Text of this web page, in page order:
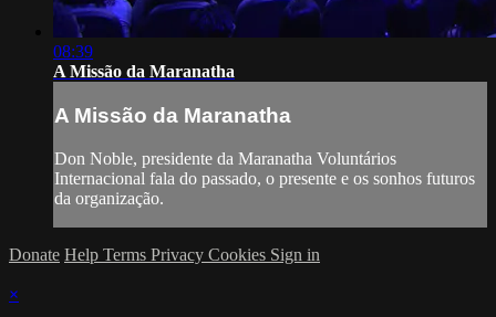
08:39
A Missão da Maranatha
A Missão da Maranatha
Don Noble, presidente da Maranatha Voluntários
Internacional fala do passado, o presente e os sonhos futuros
da organização.
Donate Help Terms Privacy Cookies Sign in
×